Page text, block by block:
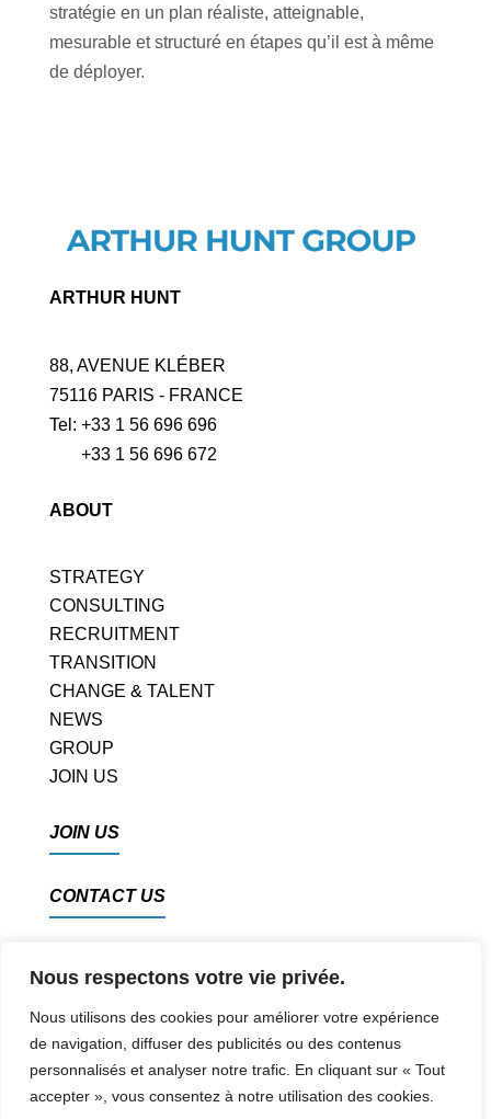
Nous respectons votre vie privée.
Nous utilisons des cookies pour améliorer votre expérience
de navigation, diffuser des publicités ou des contenus
personnalisés et analyser notre trafic. En cliquant sur « Tout
accepter », vous consentez à notre utilisation des cookies.
stratégie en un plan réaliste, atteignable,
mesurable et structuré en étapes qu’il est à même
de déployer.
ARTHUR HUNT
88, AVENUE KLÉBER
75116 PARIS - FRANCE
Tel: +33 1 56 696 696
+33 1 56 696 672
ABOUT
STRATEGY
CONSULTING
RECRUITMENT
TRANSITION
CHANGE & TALENT
NEWS
GROUP
JOIN US
JOIN US
CONTACT US
PRIVACY POLICY